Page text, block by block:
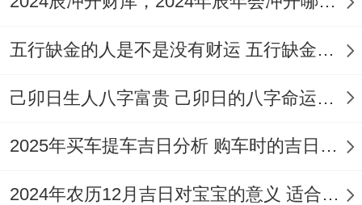
损坏，有位浙江的例子就因过度硬化墓地，
让...发生三年内家族成员接连生病。
类大事,既要尊重传统智慧，也要结合实际情
况灵活调整。
五行缺金的人是不是没有财运 五行缺金的人命运好不好
己卯日生人八字富贵 己卯日的八字命运如何
2025年买车提车吉日分析 购车时的吉日与禁忌
2024年农历12月吉日对宝宝的意义 适合龙年宝宝出生的日子有哪些